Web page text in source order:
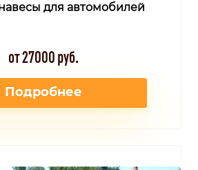
для автомобилей
от 27000 руб.
Подробнее